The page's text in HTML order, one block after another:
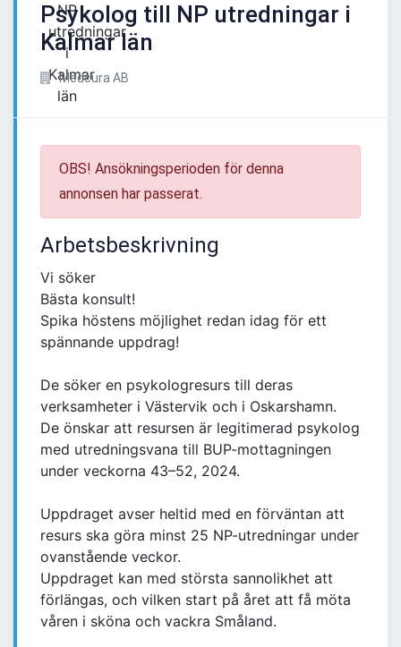
Psykolog till NP utredningar i
Kalmar län
Medcura AB
OBS! Ansökningsperioden för denna
annonsen har passerat.
Arbetsbeskrivning
Vi söker
Bästa konsult!
Spika höstens möjlighet redan idag för ett
spännande uppdrag!
De söker en psykologresurs till deras
verksamheter i Västervik och i Oskarshamn.
De önskar att resursen är legitimerad psykolog
med utredningsvana till BUP-mottagningen
under veckorna 43–52, 2024.
Uppdraget avser heltid med en förväntan att
resurs ska göra minst 25 NP-utredningar under
ovanstående veckor.
Uppdraget kan med största sannolikhet att
förlängas, och vilken start på året att få möta
våren i sköna och vackra Småland.